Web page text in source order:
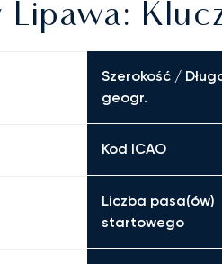
Szerokość /
geogr.
Kod ICAO
Liczba pasa(ów)
startowego